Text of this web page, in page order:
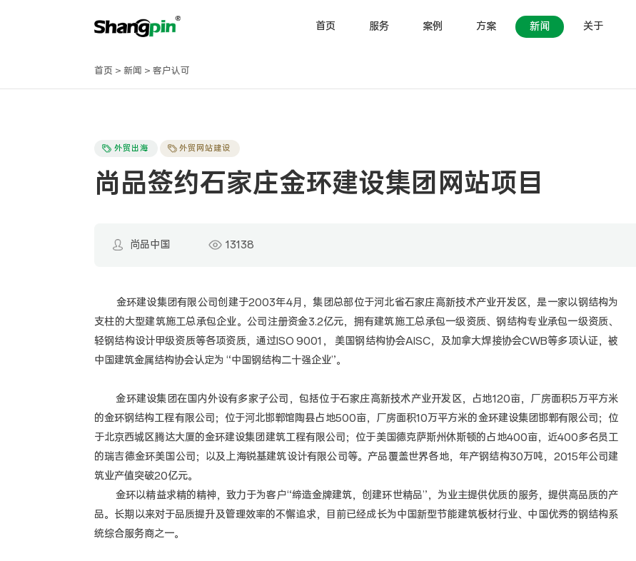
首页 服务 案例 方案 新闻 关于
首页 > 新闻 > 客户认可
外贸出海 外贸网站建设
尚品签约石家庄金环建设集团网站项目
尚品中国 13138
金环建设集团有限公司创建于2003年4月，集团总部位于河北省石家庄高新技术产业开发区，是一家以钢结构为
支柱的大型建筑施工总承包企业。公司注册资金3.2亿元，拥有建筑施工总承包一级资质、钢结构专业承包一级资质、
轻钢结构设计甲级资质等各项资质，通过ISO 9001， 美国钢结构协会AISC，及加拿大焊接协会CWB等多项认证，被
中国建筑金属结构协会认定为 “中国钢结构二十强企业”。
金环建设集团在国内外设有多家子公司，包括位于石家庄高新技术产业开发区，占地120亩，厂房面积5万平方米
的金环钢结构工程有限公司；位于河北邯郸馆陶县占地500亩，厂房面积10万平方米的金环建设集团邯郸有限公司；位
于北京西城区腾达大厦的金环建设集团建筑工程有限公司；位于美国德克萨斯州休斯顿的占地400亩，近400多名员工
的瑞吉德金环美国公司；以及上海锐基建筑设计有限公司等。产品覆盖世界各地，年产钢结构30万吨，2015年公司建
筑业产值突破20亿元。
金环以精益求精的精神，致力于为客户“缔造金牌建筑，创建环世精品”，为业主提供优质的服务，提供高品质的产
品。长期以来对于品质提升及管理效率的不懈追求，目前已经成长为中国新型节能建筑板材行业、中国优秀的钢结构系
统综合服务商之一。